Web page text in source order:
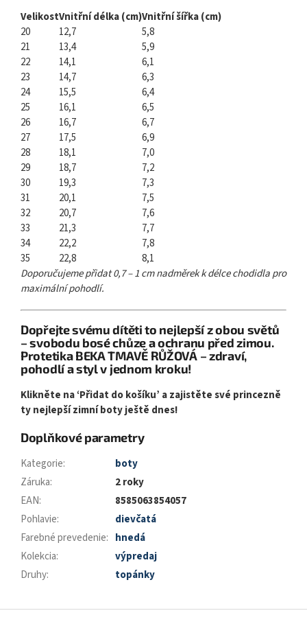
VelikostVnitřní délka (cm)Vnitřní šířka (cm)
20
12,7
5,8
21
13,4
5,9
22
14,1
6,1
23
14,7
6,3
24
15,5
6,4
25
16,1
6,5
26
16,7
6,7
27
17,5
6,9
28
18,1
7,0
29
18,7
7,2
30
19,3
7,3
31
20,1
7,5
32
20,7
7,6
33
21,3
7,7
34
22,2
7,8
35
22,8
8,1
Doporučujeme přidat 0,7 – 1 cm nadměrek k délce chodidla pro
maximální pohodlí.
Dopřejte svému dítěti to nejlepší z obou světů
– svobodu bosé chůze a ochranu před zimou.
Protetika BEKA TMAVĚ RŮŽOVÁ – zdraví,
pohodlí a styl v jednom kroku!
Klikněte na ‘Přidat do košíku’ a zajistěte své princezně
ty nejlepší zimní boty ještě dnes!
Doplňkové parametry
Kategorie:
boty
Záruka:
2 roky
EAN:
8585063854057
Pohlavie:
dievčatá
Farebné prevedenie: hnedá
Kolekcia:
výpredaj
Druhy: topánky